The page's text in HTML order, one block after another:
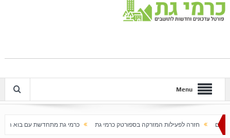
Menu
המזרקה בספורטק כרמי גת כרמי גת מתחדשת עם בוא האביב עלייה חדה